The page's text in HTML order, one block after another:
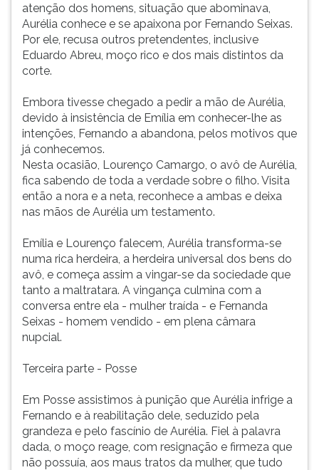
atenção dos homens, situação que abominava,
Aurélia conhece e se apaixona por Fernando Seixas.
Por ele, recusa outros pretendentes, inclusive
Eduardo Abreu, moço rico e dos mais distintos da
corte.
Embora tivesse chegado a pedir a mão de Aurélia,
devido à insistência de Emília em conhecer-lhe as
intenções, Fernando a abandona, pelos motivos que
já conhecemos.
Nesta ocasião, Lourenço Camargo, o avô de Aurélia,
fica sabendo de toda a verdade sobre o filho. Visita
então a nora e a neta, reconhece a ambas e deixa
nas mãos de Aurélia um testamento.
Emília e Lourenço falecem, Aurélia transforma-se
numa rica herdeira, a herdeira universal dos bens do
avô, e começa assim a vingar-se da sociedade que
tanto a maltratara. A vingança culmina com a
conversa entre ela - mulher traída - e Fernanda
Seixas - homem vendido - em plena câmara
nupcial.
Terceira parte - Posse
Em Posse assistimos à punição que Aurélia infrige a
Fernando e à reabilitação dele, seduzido pela
grandeza e pelo fascínio de Aurélia. Fiel à palavra
dada, o moço reage, com resignação e firmeza que
não possuía, aos maus tratos da mulher, que tudo